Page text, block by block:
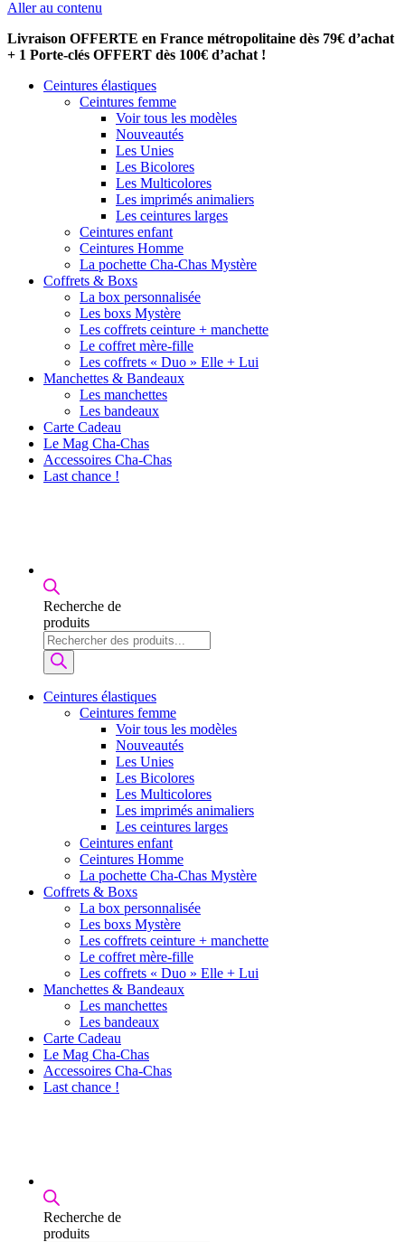
Aller au contenu
Livraison OFFERTE en France métropolitaine dès 79€ d’achat
+ 1 Porte-clés OFFERT dès 100€ d’achat !
Ceintures élastiques
Ceintures femme
Voir tous les modèles
Nouveautés
Les Unies
Les Bicolores
Les Multicolores
Les imprimés animaliers
Les ceintures larges
Ceintures enfant
Ceintures Homme
La pochette Cha-Chas Mystère
Coffrets & Boxs
La box personnalisée
Les boxs Mystère
Les coffrets ceinture + manchette
Le coffret mère-fille
Les coffrets « Duo » Elle + Lui
Manchettes & Bandeaux
Les manchettes
Les bandeaux
Carte Cadeau
Le Mag Cha-Chas
Accessoires Cha-Chas
Last chance !
Recherche de
produits
Ceintures élastiques
Ceintures femme
Voir tous les modèles
Nouveautés
Les Unies
Les Bicolores
Les Multicolores
Les imprimés animaliers
Les ceintures larges
Ceintures enfant
Ceintures Homme
La pochette Cha-Chas Mystère
Coffrets & Boxs
La box personnalisée
Les boxs Mystère
Les coffrets ceinture + manchette
Le coffret mère-fille
Les coffrets « Duo » Elle + Lui
Manchettes & Bandeaux
Les manchettes
Les bandeaux
Carte Cadeau
Le Mag Cha-Chas
Accessoires Cha-Chas
Last chance !
Recherche de
produits